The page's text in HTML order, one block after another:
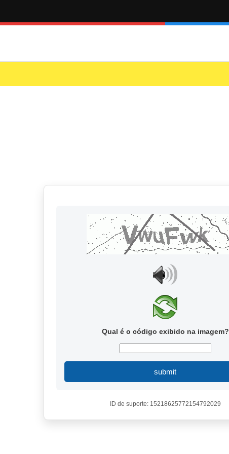
Qual é o código exibido na imagem?
submit
ID de suporte: 15218625772154792029